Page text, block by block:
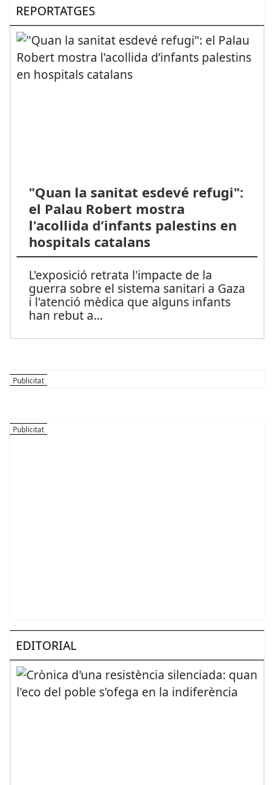
REPORTATGES
"Quan la sanitat esdevé refugi":
el Palau Robert mostra
l'acollida d’infants palestins en
hospitals catalans
L'exposició retrata l'impacte de la
guerra sobre el sistema sanitari a Gaza
i l'atenció mèdica que alguns infants
han rebut a...
EDITORIAL